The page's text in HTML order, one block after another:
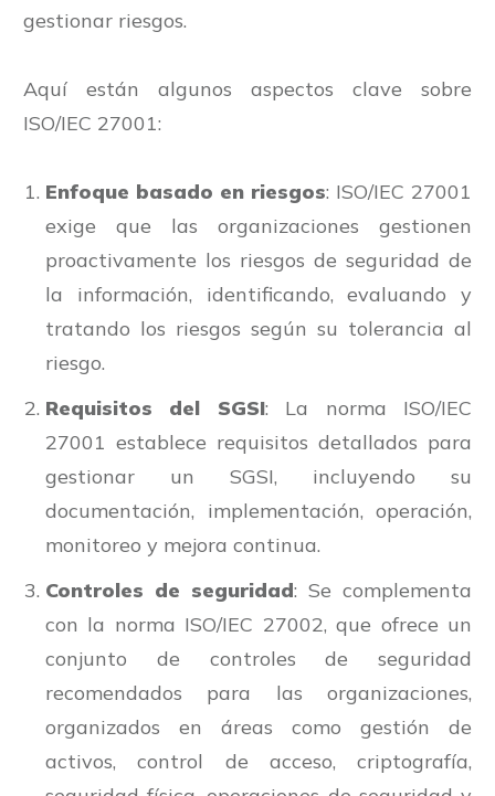
gestionar riesgos.
Aquí están algunos aspectos clave sobre
ISO/IEC 27001:
Enfoque basado en riesgos: ISO/IEC 27001
exige que las organizaciones gestionen
proactivamente los riesgos de seguridad de
la información, identificando, evaluando y
tratando los riesgos según su tolerancia al
riesgo.
Requisitos del SGSI: La norma ISO/IEC
27001 establece requisitos detallados para
gestionar un SGSI, incluyendo su
documentación, implementación, operación,
monitoreo y mejora continua.
Controles de seguridad: Se complementa
con la norma ISO/IEC 27002, que ofrece un
conjunto de controles de seguridad
recomendados para las organizaciones,
organizados en áreas como gestión de
activos, control de acceso, criptografía,